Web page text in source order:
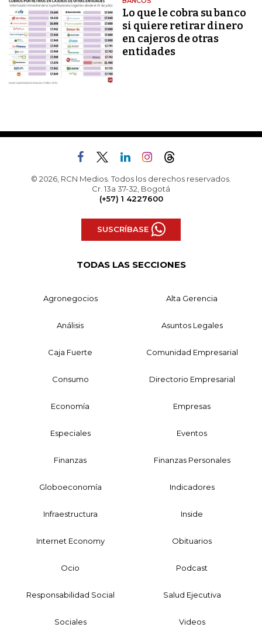
Lo que le cobra su banco
si quiere retirar dinero
en cajeros de otras
entidades
© 2026, RCN Medios. Todos los derechos reservados.
Cr. 13a 37-32, Bogotá
(+57) 1 4227600
SUSCRÍBASE
TODAS LAS SECCIONES
Agronegocios Alta Gerencia
Análisis Asuntos Legales
Caja Fuerte Comunidad Empresarial
Consumo Directorio Empresarial
Economía Empresas
Especiales Eventos
Finanzas Finanzas Personales
Globoeconomía Indicadores
Infraestructura Inside
Internet Economy Obituarios
Ocio Podcast
Responsabilidad Social Salud Ejecutiva
Sociales Videos